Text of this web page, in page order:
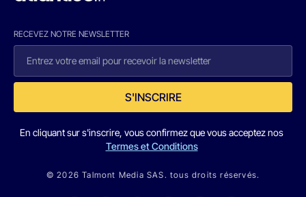
RECEVEZ NOTRE NEWSLETTER
S'INSCRIRE
En cliquant sur s'inscrire, vous confirmez que vous acceptez nos
Termes et Conditions
© 2026 Talmont Media SAS. tous droits réservés.